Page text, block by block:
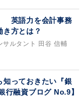
英語力を会計事務
き方とは？
サルタント 田谷 信輔
知っておきたい『銀
行融資ブログ No.9】